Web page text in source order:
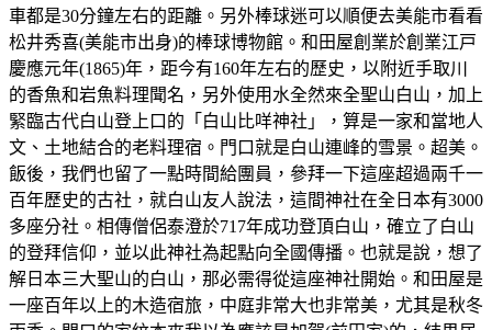
車都是30分鐘左右的距離。另外棒球迷可以順便去美能市看看
松井秀喜(美能市出身)的棒球博物館。和田屋創業於創業江戸
慶應元年(1865)年，距今有160年左右的歷史，以附近手取川
的香魚和岩魚料理聞名，另外使用水全然來全聖山白山，加上
緊臨古代白山登上口的「白山比咩神社」，算是一家和當地人
文、土地結合的老料理宿。門口就是白山連峰的雪景。超美。
飯後，我們也留了一點時間給團員，參拜一下這座超過兩千一
百年歷史的古社，就白山友人說法，這間神社在全日本有3000
多座分社。相傳僧侶泰澄於717年成功登頂白山，確立了白山
的登拜信仰，並以此神社為起點向全國傳播。也就是說，想了
解日本三大聖山的白山，那必需得從這座神社開始。和田屋是
一座百年以上的木造宿旅，中庭非常大也非常美，尤其是秋冬